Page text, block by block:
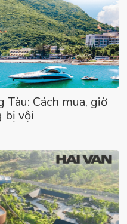
Tàu: Cách mua, giờ
bị vội